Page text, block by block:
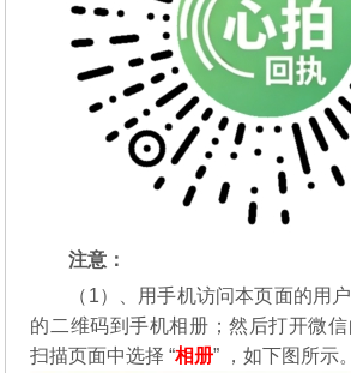
注意：
（1）、用手机访问本页面的用
的二维码到手机相册；然后打开微
扫描页面中选择 “相册” ，如下图所示。